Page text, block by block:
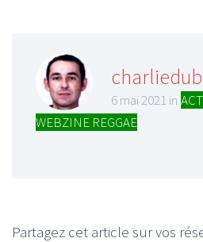
charliedub
6 mai 2021 in
WEBZINE REGGAE
Partagez cet article sur vos